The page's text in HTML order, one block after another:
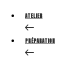
ATELIER
PRÉPARATION